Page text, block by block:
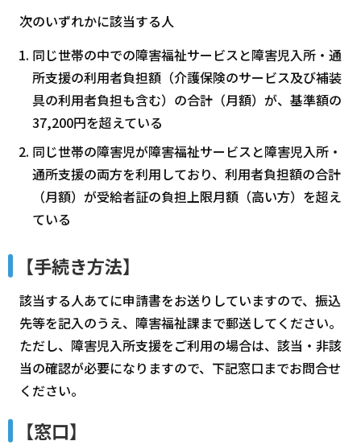
次のいずれかに該当する人
同じ世帯の中での障害福祉サービスと障害児入所・通
所支援の利用者負担額（介護保険のサービス及び補装
具の利用者負担も含む）の合計（月額）が、基準額の
37,200円を超えている
同じ世帯の障害児が障害福祉サービスと障害児入所・
通所支援の両方を利用しており、利用者負担額の合計
（月額）が受給者証の負担上限月額（高い方）を超え
ている
【手続き方法】
該当する人あてに申請書をお送りしていますので、振込
先等を記入のうえ、障害福祉課まで郵送してください。
ただし、障害児入所支援をご利用の場合は、該当・非該
当の確認が必要になりますので、下記窓口までお問合せ
ください。
【窓口】